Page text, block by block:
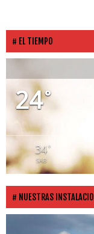
EL TIEMPO
24°
34°
SAB
NUESTRAS